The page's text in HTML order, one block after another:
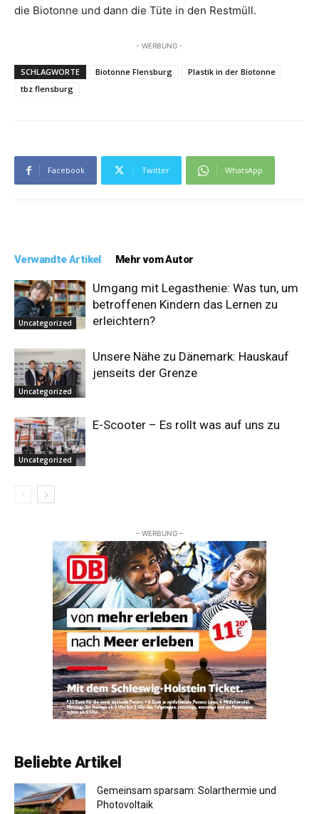
die Biotonne und dann die Tüte in den Restmüll.
- WERBUNG -
SCHLAGWORTE Biotonne Flensburg
Plastik in der Biotonne
tbz flensburg
Facebook Twitter WhatsApp
Verwandte Artikel Mehr vom Autor
Uncategorized
Umgang mit Legasthenie: Was tun, um
betroffenen Kindern das Lernen zu
erleichtern?
Uncategorized
Unsere Nähe zu Dänemark: Hauskauf
jenseits der Grenze
Uncategorized
E-Scooter – Es rollt was auf uns zu
– WERBUNG –
Beliebte Artikel
Gemeinsam sparsam: Solarthermie und
Photovoltaik